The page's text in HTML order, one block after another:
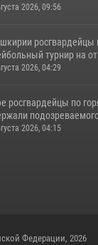
2026, 09:56
росгвардейцы
турнир на
2026, 04:29
росгвардейцы по
2026, 04:15
Федерации, 2026